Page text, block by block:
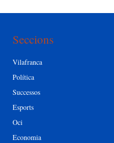
Seccions
Vilafranca
Política
Successos
Esports
Oci
Economia